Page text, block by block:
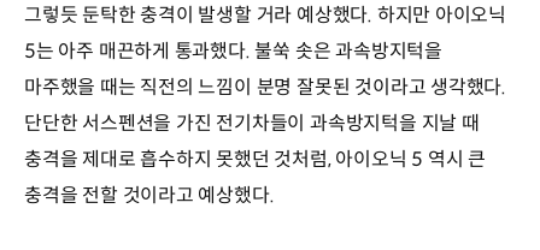
그렇듯 둔탁한 충격이 발생할 거라 예상했다. 하지만 아이오닉
5는 아주 매끈하게 통과했다. 불쑥 솟은 과속방지턱을
마주했을 때는 직전의 느낌이 분명 잘못된 것이라고 생각했다.
단단한 서스펜션을 가진 전기차들이 과속방지턱을 지날 때
충격을 제대로 흡수하지 못했던 것처럼, 아이오닉 5 역시 큰
충격을 전할 것이라고 예상했다.